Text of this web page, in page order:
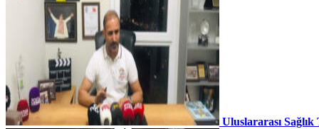
Uluslararası